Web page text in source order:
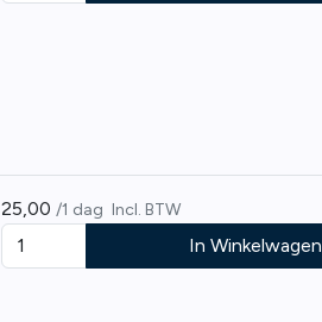
25,00 /1 dag Incl. BTW
In Winkelwagen